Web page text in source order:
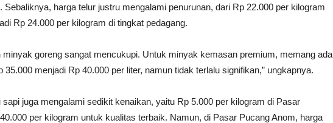
Sebaliknya, harga telur justru mengalami penurunan, dari Rp 22.000 per kilogram
Rp 24.000 per kilogram di tingkat pedagang.
minyak goreng sangat mencukupi. Untuk minyak kemasan premium, memang ada
35.000 menjadi Rp 40.000 per liter, namun tidak terlalu signifikan,” ungkapnya.
sapi juga mengalami sedikit kenaikan, yaitu Rp 5.000 per kilogram di Pasar
per kilogram untuk kualitas terbaik. Namun, di Pasar Pucang Anom, harga